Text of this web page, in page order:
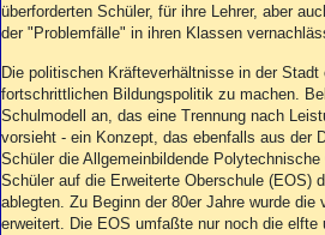
überforderten Schüler, für ihre Lehrer, aber
der "Problemfälle" in ihren Klassen
Die politischen Kräfteverhältnisse in der
fortschrittlichen Bildungspolitik zu machen.
Schulmodell an, das eine Trennung nach
vorsieht - ein Konzept, das ebenfalls aus der
Schüler die Allgemeinbildende
Schüler auf die Erweiterte Oberschule (EOS)
ablegten. Zu Beginn der 80er Jahre wurde
erweitert. Die EOS umfaßte nur noch die